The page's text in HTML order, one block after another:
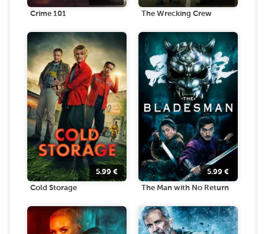
Crime 101 The Wrecking Crew
5.99 €
Cold Storage
5.99 €
The Man with No Return